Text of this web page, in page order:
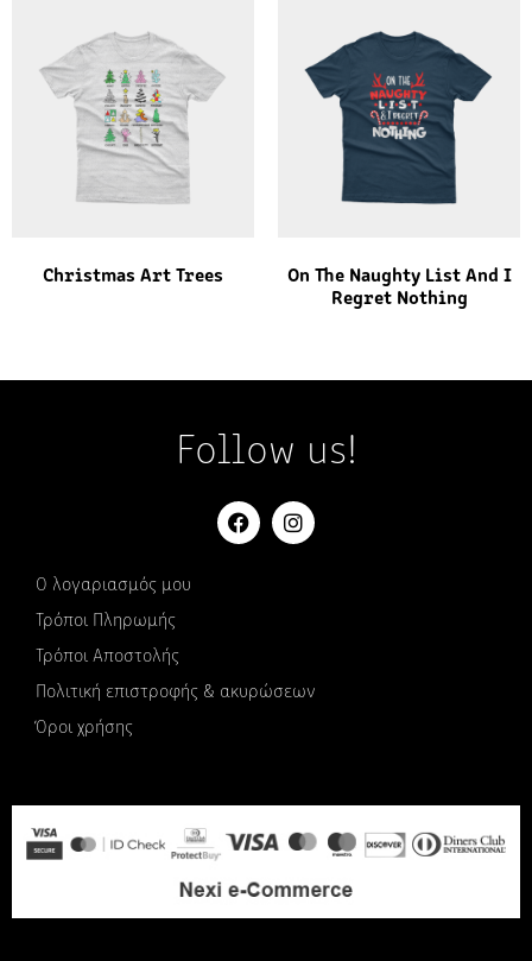
Christmas Art Trees
On The Naughty List And I
Regret Nothing
Follow us!
Ο λογαριασμός μου
Τρόποι Πληρωμής
Τρόποι Αποστολής
Πολιτική επιστροφής & ακυρώσεων
Όροι χρήσης